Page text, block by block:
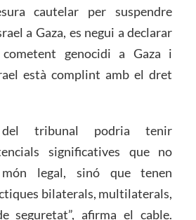
cautelar per suspendre
a Gaza, es negui a declarar
genocidi a Gaza i
està complint amb el dret
tribunal podria tenir
significatives que no
legal, sinó que tenen
bilaterals, multilaterals,
seguretat”, afirma el cable.